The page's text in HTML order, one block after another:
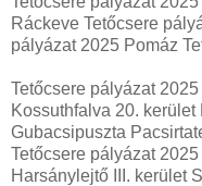
Ráckeve Tetőcsere
pályázat 2025 Pomáz
Tetőcsere pályázat
Kossuthfalva 20.
Gubacsipuszta
Tetőcsere pályázat
Harsánylejtő III. kerület